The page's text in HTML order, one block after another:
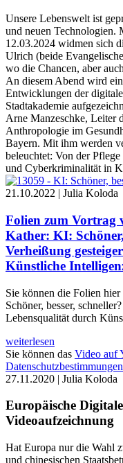
Unsere Lebenswelt ist
und neuen
12.03.2024 widmen sich
Ulrich (beide
wo die Chancen, aber
An diesem Abend wird
Entwicklungen der
Stadtakademie
Arne Manzeschke, Leiter
Anthropologie im
Bayern. Mit ihm werden
beleuchtet: Von der
und Cyberkriminalität in
21.10.2022 | Julia Koloda
Folien zum Vortrag
Kather: KI:
Verheißung
Künstliche
Sie können die Folien
Schöner, besser,
Lebensqualität durch
weiterlesen
Sie können das Video auf
27.11.2020 | Julia Koloda
Europäische
Videoaufzeichnung
Hat Europa nur die Wahl
und chinesischen